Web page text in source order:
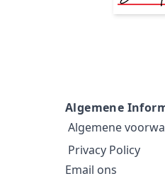
Algemene
Algemene
Privacy Policy
Email ons